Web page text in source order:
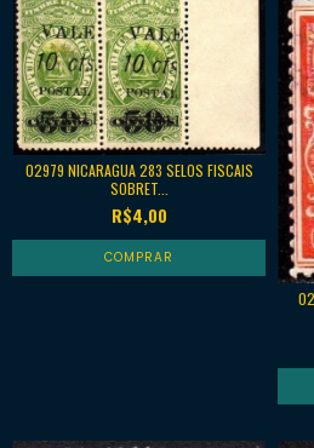
02979 NICARAGUA 283 SELOS FISCAIS
SOBRET...
R$4,00